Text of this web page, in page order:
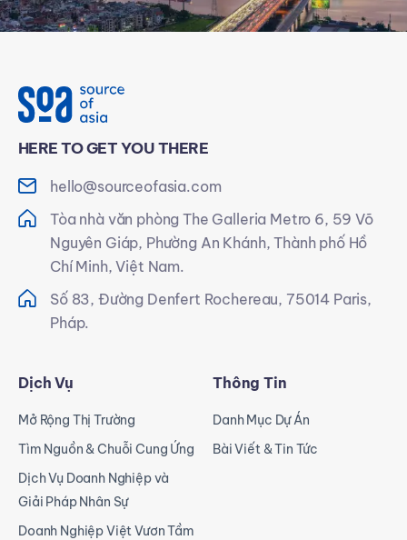
HERE TO GET YOU THERE
hello@sourceofasia.com
Tòa nhà văn phòng The Galleria Metro 6, 59 Võ
Nguyên Giáp, Phường An Khánh, Thành phố Hồ
Chí Minh, Việt Nam.
Số 83, Đường Denfert Rochereau, 75014 Paris,
Pháp.
Dịch Vụ
Mở Rộng Thị Trường
Tìm Nguồn & Chuỗi Cung Ứng
Dịch Vụ Doanh Nghiệp và
Giải Pháp Nhân Sự
Doanh Nghiệp Việt Vươn Tầm
Thông Tin
Danh Mục Dự Án
Bài Viết & Tin Tức